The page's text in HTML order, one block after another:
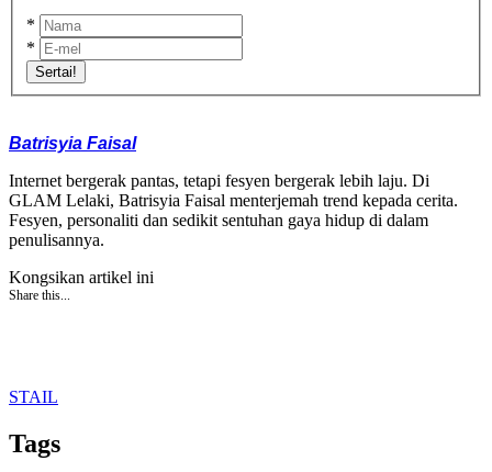
*
*
Sertai!
Batrisyia Faisal
Internet bergerak pantas, tetapi fesyen bergerak lebih laju. Di
GLAM Lelaki, Batrisyia Faisal menterjemah trend kepada cerita.
Fesyen, personaliti dan sedikit sentuhan gaya hidup di dalam
penulisannya.
Kongsikan artikel ini
Share this...
STAIL
Tags